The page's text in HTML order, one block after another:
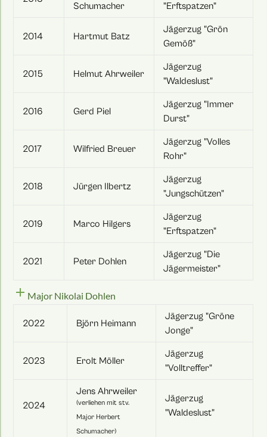
Schumacher "Erftspatzen"
2014 Hartmut Batz
Jägerzug "Grön
Gemöß"
2015 Helmut Ahrweiler
Jägerzug
"Waldeslust"
2016 Gerd Piel
Jägerzug "Immer
Durst"
2017 Wilfried Breuer
Jägerzug "Volles
Rohr"
2018 Jürgen Ilbertz
Jägerzug
"Jungschützen"
2019 Marco Hilgers
Jägerzug
"Erftspatzen"
2021 Peter Dohlen
Jägerzug "Die
Jägermeister"
add Major Nikolai Dohlen
2022 Björn Heimann
Jägerzug "Gröne
Jonge"
2023 Erolt Möller
Jägerzug
"Volltreffer"
2024
Jens Ahrweiler
(verliehen mit stv.
Major Herbert
Schumacher)
Jägerzug
"Waldeslust"